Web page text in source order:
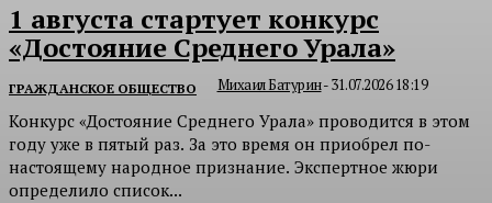
1 августа стартует конкурс
«Достояние Среднего Урала»
ГРАЖДАНСКОЕ ОБЩЕСТВО Михаил Батурин-31.07.2026 18:19
Конкурс «Достояние Среднего Урала» проводится в этом
году уже в пятый раз. За это время он приобрел по-
настоящему народное признание. Экспертное жюри
определило список...